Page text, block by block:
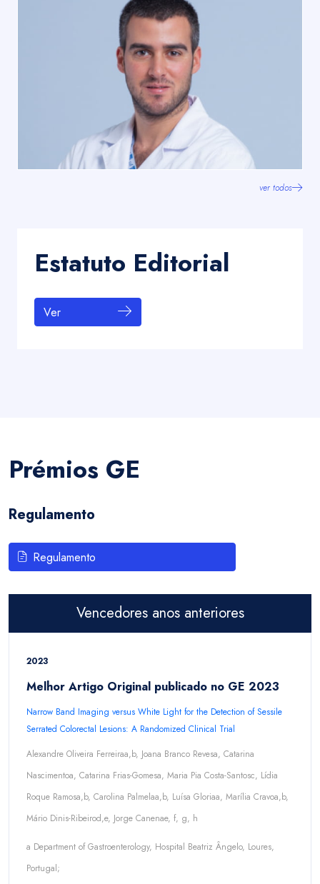
ver todos
Estatuto Editorial
Ver
Prémios GE
Regulamento
Regulamento
Vencedores anos anteriores
2023
Melhor Artigo Original publicado no GE 2023
Narrow Band Imaging versus White Light for the Detection of Sessile
Serrated Colorectal Lesions: A Randomized Clinical Trial
Alexandre Oliveira Ferreiraa,b, Joana Branco Revesa, Catarina
Nascimentoa, Catarina Frias-Gomesa, Maria Pia Costa-Santosc, Lídia
Roque Ramosa,b, Carolina Palmelaa,b, Luísa Gloriaa, Marília Cravoa,b,
Mário Dinis-Ribeirod,e, Jorge Canenae, f, g, h
a Department of Gastroenterology, Hospital Beatriz Ângelo, Loures,
Portugal;